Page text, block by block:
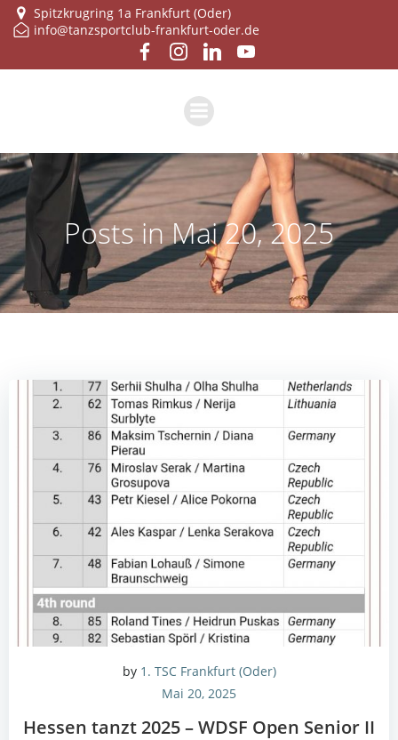
Zum
Inhalt
springen
Spitzkrugring 1a Frankfurt (Oder)
info@tanzsportclub-frankfurt-oder.de
Posts in Mai 20, 2025
by 1. TSC Frankfurt (Oder)
Mai 20, 2025
Hes­sen tanzt 2025 – WDSF Open Seni­or II